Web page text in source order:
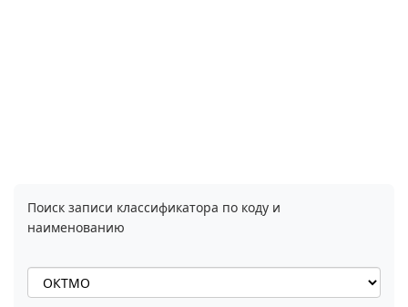
Поиск записи классификатора по коду и
наименованию